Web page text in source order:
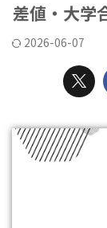
差値・大学
2026-06-07